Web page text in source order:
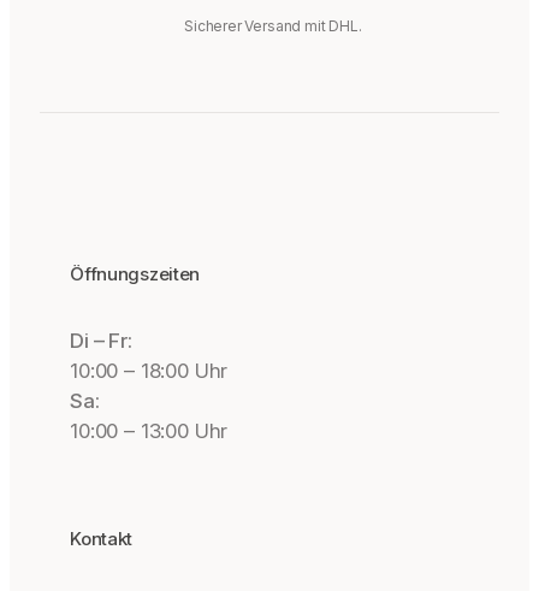
Sicherer Versand mit DHL.
Öffnungszeiten
Di – Fr:
10:00 – 18:00 Uhr
Sa:
10:00 – 13:00 Uhr
Kontakt